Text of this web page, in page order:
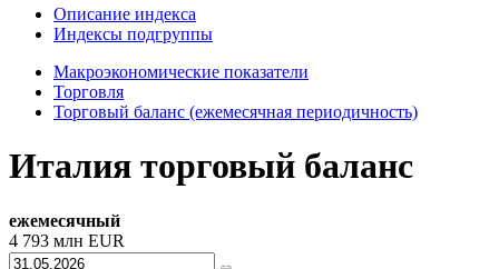
Описание индекса
Индексы подгруппы
Макроэкономические показатели
Торговля
Торговый баланс (ежемесячная периодичность)
Италия торговый баланс
ежемесячный
4 793 млн EUR